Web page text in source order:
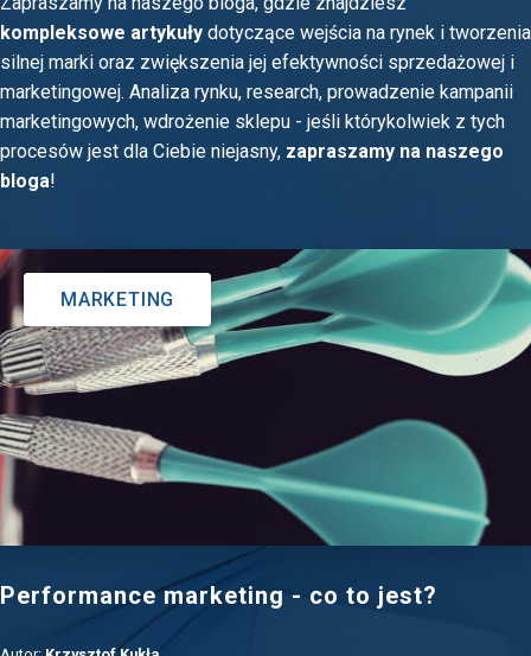
kompleksowe artykuły dotyczące wejścia na rynek i tworzenia
silnej marki oraz zwiększenia jej efektywności sprzedażowej i
marketingowej. Analiza rynku, research, prowadzenie kampanii
marketingowych, wdrożenie sklepu - jeśli którykolwiek z tych
procesów jest dla Ciebie niejasny, zapraszamy na naszego
bloga!
MARKETING
Performance marketing - co to jest?